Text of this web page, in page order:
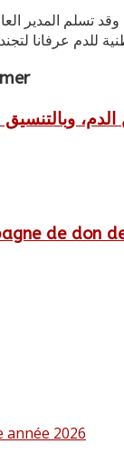
وقد تسلم المدير
وبالتنسيق
de don
année 2026